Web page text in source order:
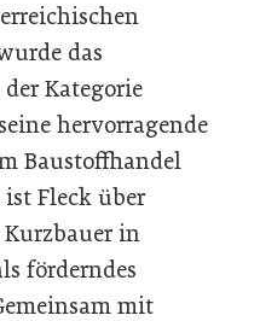
das
Kategorie
hervorragende
Baustoffhandel
ist Fleck über
in
förderndes
mit